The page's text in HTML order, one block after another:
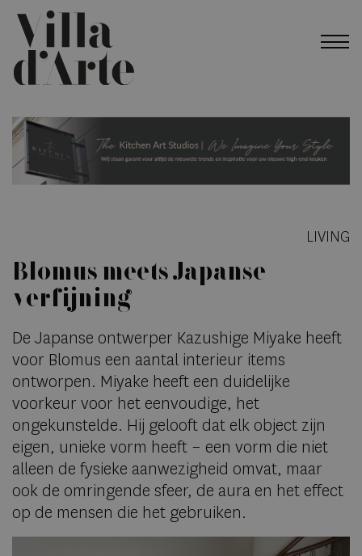
LIVING
Blomus meets Japanse
verfijning
De Japanse ontwerper Kazushige Miyake heeft
voor Blomus een aantal interieur items
ontworpen. Miyake heeft een duidelijke
voorkeur voor het eenvoudige, het
ongekunstelde. Hij gelooft dat elk object zijn
eigen, unieke vorm heeft – een vorm die niet
alleen de fysieke aanwezigheid omvat, maar
ook de omringende sfeer, de aura en het effect
op de mensen die het gebruiken.